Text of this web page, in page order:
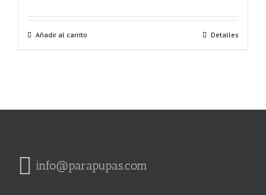
Añadir al carrito Detalles
info@parapupas.com